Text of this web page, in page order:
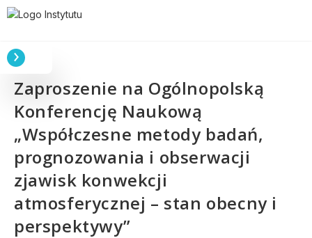
Zaproszenie na Ogólnopolską
Konferencję Naukową
„Współczesne metody badań,
prognozowania i obserwacji
zjawisk konwekcji
atmosferycznej – stan obecny i
perspektywy”